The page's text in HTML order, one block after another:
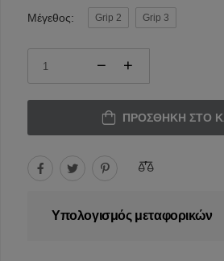
Μέγεθος: Grip 2 Grip 3
ΠΡΟΣΘΉΚΗ ΣΤΟ
Υπολογισμός μεταφορικών